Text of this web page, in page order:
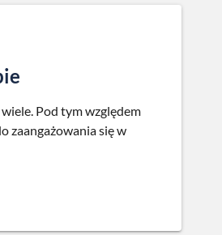
Pod tym względem
zaangażowania się w